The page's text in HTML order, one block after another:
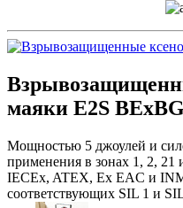
маяки E2S
Мощностью 5 джоулей и
применения в зонах 1, 2, 21
IECEx, ATEX, Ex EAC и
соответствующих SIL 1 и